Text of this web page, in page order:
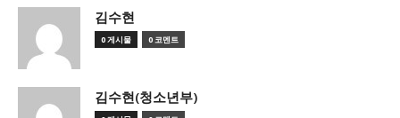
김수현
0 게시물 0 코멘트
김수현(청소년부)